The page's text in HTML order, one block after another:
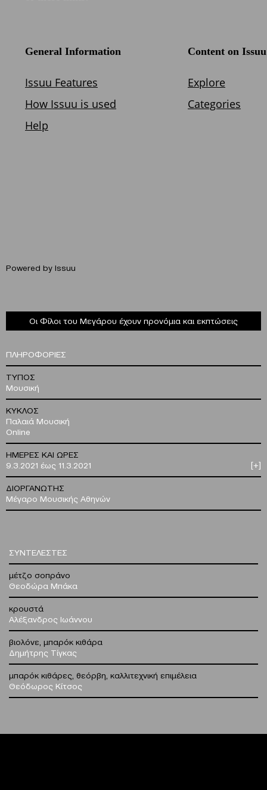
Powered by Issuu
Οι Φίλοι του Μεγάρου έχουν προνόμια και εκπτώσεις
ΠΛΗΡΟΦΟΡΙΕΣ
ΤΥΠΟΣ
Μουσική
ΚΥΚΛΟΣ
Παλαιά Μουσική
Online
ΗΜΕΡΕΣ ΚΑΙ ΩΡΕΣ
9.3.2021 έως 11.3.2021
[+]
ΔΙΟΡΓΑΝΩΤΗΣ
Μέγαρο Μουσικής Αθηνών
ΣΥΝΤΕΛΕΣΤΕΣ
μέτζο σοπράνο
Θεοδώρα Μπάκα
κρουστά
Αλέξανδρος Ιωάννου
βιολόνε, μπαρόκ κιθάρα
Δημήτρης Τίγκας
μπαρόκ κιθάρες, θεόρβη, καλλιτεχνική επιμέλεια
Θεόδωρος Κίτσος